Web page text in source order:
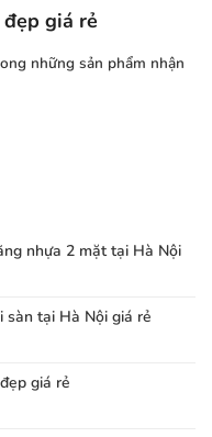
nhựa 2 mặt tại Hà Nội
tại Hà Nội giá rẻ
giá rẻ
giá rẻ
những sản phẩm nhận